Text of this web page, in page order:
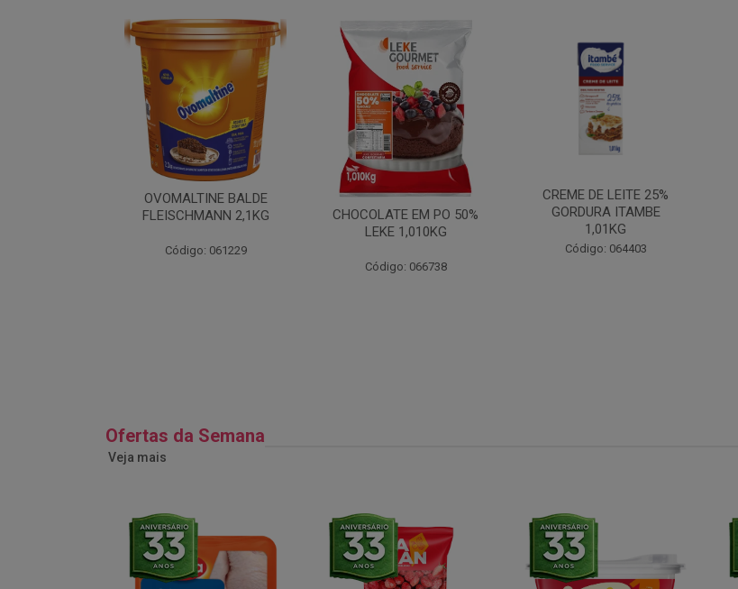
OVOMALTINE BALDE
FLEISCHMANN 2,1KG
Código: 061229
CHOCOLATE EM PO 50%
LEKE 1,010KG
Código: 066738
CREME DE LEITE 25%
GORDURA ITAMBE
1,01KG
Código: 064403
Ofertas da Semana
Veja mais